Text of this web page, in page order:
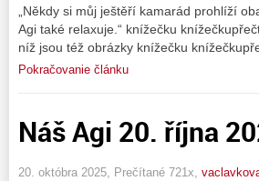
„Někdy si můj ještěří kamarád prohlíží
Agi také relaxuje.“ knížečku
níž jsou též obrázky knížečku
Pokračovanie článku
Náš Agi 20. října
20. októbra 2025, Prečítané 721x,